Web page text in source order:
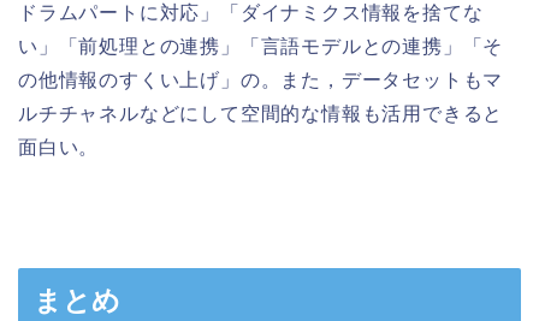
ドラムパートに対応」「ダイナミクス情報を捨てな
い」「前処理との連携」「言語モデルとの連携」「そ
の他情報のすくい上げ」の。また，データセットもマ
ルチチャネルなどにして空間的な情報も活用できると
面白い。
まとめ